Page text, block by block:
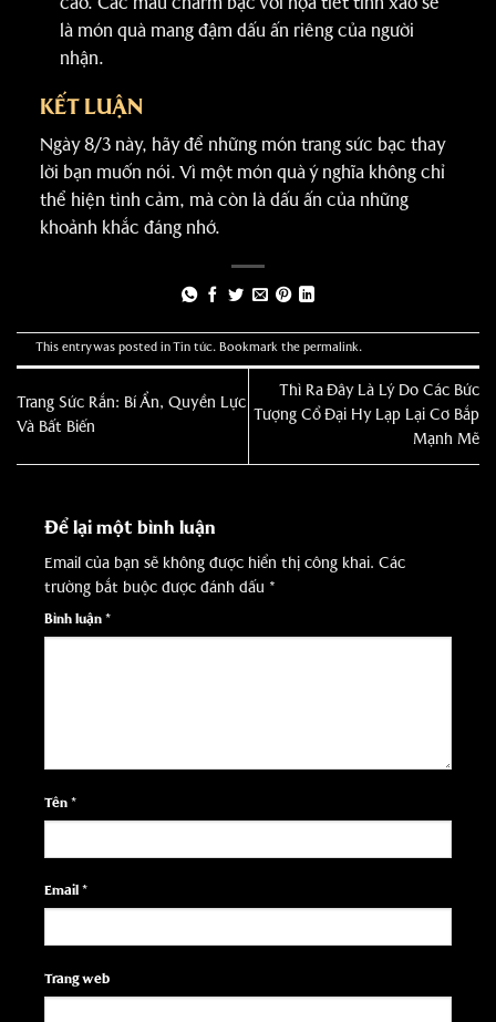
cao. Các mẫu charm bạc với họa tiết tinh xảo sẽ
là món quà mang đậm dấu ấn riêng của người
nhận.
KẾT LUẬN
Ngày 8/3 này, hãy để những món trang sức bạc thay
lời bạn muốn nói. Vì một món quà ý nghĩa không chỉ
thể hiện tình cảm, mà còn là dấu ấn của những
khoảnh khắc đáng nhớ.
This entry was posted inTin tức. Bookmark the permalink.
Trang Sức Rắn: Bí Ẩn, Quyền Lực
Và Bất Biến
Thì Ra Đây Là Lý Do Các Bức
Tượng Cổ Đại Hy Lạp Lại Cơ Bắp
Mạnh Mẽ
Để lại một bình luận
Email của bạn sẽ không được hiển thị công khai. Các
trường bắt buộc được đánh dấu *
Bình luận *
Tên *
Email *
Trang web